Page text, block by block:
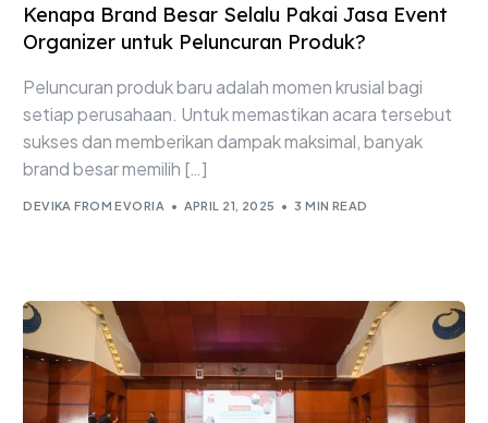
Kenapa Brand Besar Selalu Pakai Jasa Event
Organizer untuk Peluncuran Produk?
Peluncuran produk baru adalah momen krusial bagi
setiap perusahaan. Untuk memastikan acara tersebut
sukses dan memberikan dampak maksimal, banyak
brand besar memilih […]
DEVIKA FROM EVORIA APRIL 21, 2025 3 MIN READ